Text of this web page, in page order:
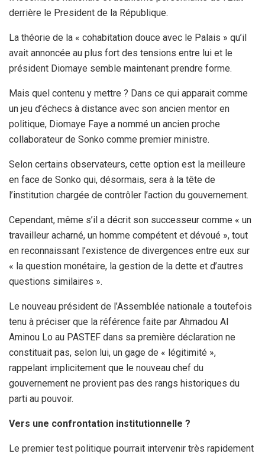
derrière le President de la République.
La théorie de la « cohabitation douce avec le Palais » qu’il
avait annoncée au plus fort des tensions entre lui et le
président Diomaye semble maintenant prendre forme.
Mais quel contenu y mettre ? Dans ce qui apparait comme
un jeu d’échecs à distance avec son ancien mentor en
politique, Diomaye Faye a nommé un ancien proche
collaborateur de Sonko comme premier ministre.
Selon certains observateurs, cette option est la meilleure
en face de Sonko qui, désormais, sera à la tête de
l’institution chargée de contrôler l’action du gouvernement.
Cependant, même s’il a décrit son successeur comme « un
travailleur acharné, un homme compétent et dévoué », tout
en reconnaissant l’existence de divergences entre eux sur
« la question monétaire, la gestion de la dette et d’autres
questions similaires ».
Le nouveau président de l’Assemblée nationale a toutefois
tenu à préciser que la référence faite par Ahmadou Al
Aminou Lo au PASTEF dans sa première déclaration ne
constituait pas, selon lui, un gage de « légitimité »,
rappelant implicitement que le nouveau chef du
gouvernement ne provient pas des rangs historiques du
parti au pouvoir.
Vers une confrontation institutionnelle ?
Le premier test politique pourrait intervenir très rapidement